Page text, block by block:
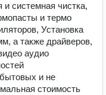
системная чистка,
и термо
Установка
а также драйверов,
аудио
и не
стоимость